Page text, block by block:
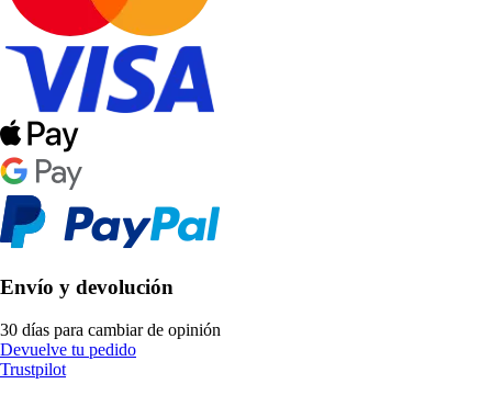
Envío y devolución
30 días para cambiar de opinión
Devuelve tu pedido
Trustpilot